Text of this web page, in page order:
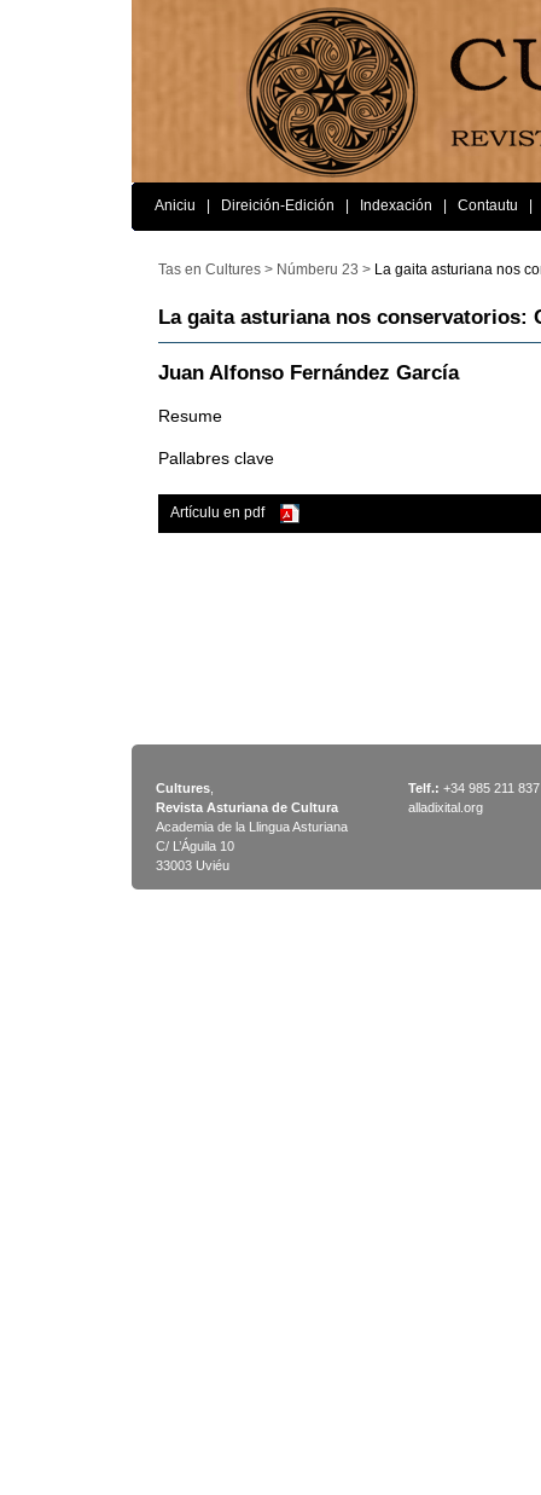
Aniciu Direición-Edición Indexación Contautu
Tas en Cultures > Númberu 23 > La gaita asturiana nos
La gaita asturiana nos conservatorios:
Juan Alfonso Fernández García
Resume
Pallabres clave
Artículu en pdf
Cultures
Revista Asturiana de Cultura
Academia de la Llingua Asturiana
C/ L’Águila 10
33003 Uviéu
Telf.: +34 985 211 837
alladixital.org